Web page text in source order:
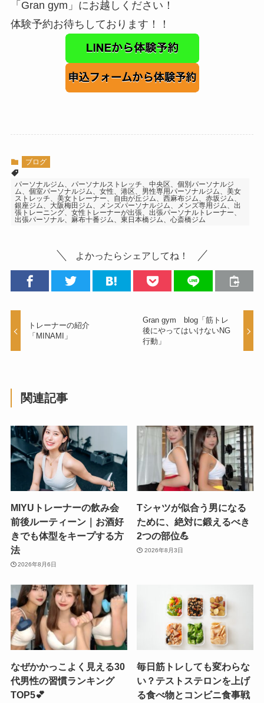
「Gran gym」にお越しください！
体験予約お待ちしております！！
ブログ
パーソナルジム、パーソナルストレッチ、中央区、個別パーソナルジ
ム、個室パーソナルジム、女性、港区、男性専用パーソナルジム、美女
ストレッチ、美女トレーナー、自由が丘ジム、西麻布ジム、赤坂ジム、
銀座ジム、大阪梅田ジム、メンズパーソナルジム、メンズ専用ジム、出
張トレーニング、女性トレーナーが出張、出張パーソナルトレーナー、
出張パーソナル、麻布十番ジム、東日本橋ジム、心斎橋ジム
よかったらシェアしてね！
トレーナーの紹介
「MINAMI」
Gran gym blog「筋トレ
後にやってはいけないNG
行動」
関連記事
MIYUトレーナーの飲み会
前後ルーティーン｜お酒好
きでも体型をキープする方
法
2026年8月6日
Tシャツが似合う男になる
ために、絶対に鍛えるべき
2つの部位💪
2026年8月3日
なぜかかっこよく見える30
代男性の習慣ランキング
TOP5💕
毎日筋トレしても変わらな
い？テストステロンを上げ
る食べ物とコンビニ食事戦